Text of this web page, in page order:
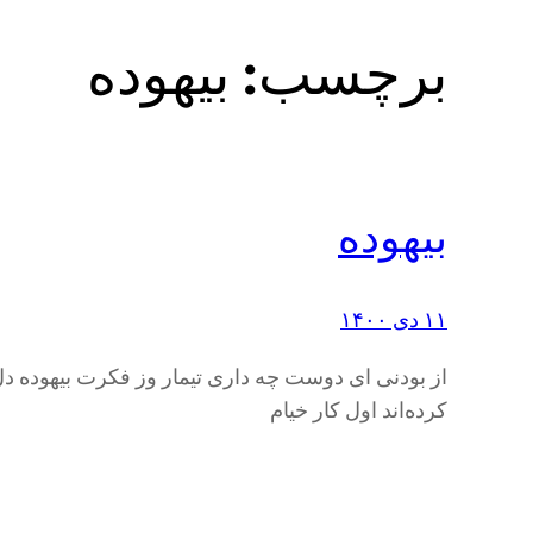
برچسب: بیهوده
بیهوده
۱۱ دی ۱۴۰۰
از بودنی ای دوست چه داری تیمار وز فکرت بیهوده
کرده‌اند اول کار خیام